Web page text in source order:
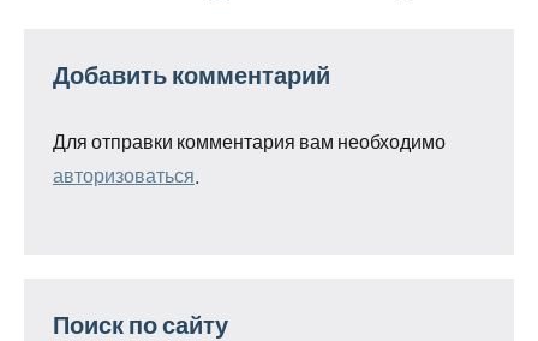
Добавить комментарий
Для отправки комментария вам необходимо
авторизоваться
Поиск по сайту